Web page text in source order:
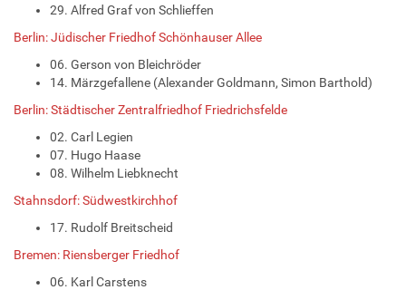
29. Alfred Graf von Schlieffen
Berlin: Jüdischer Friedhof Schönhauser Allee
06. Gerson von Bleichröder
14. Märzgefallene (Alexander Goldmann, Simon Barthold)
Berlin: Städtischer Zentralfriedhof Friedrichsfelde
02. Carl Legien
07. Hugo Haase
08. Wilhelm Liebknecht
Stahnsdorf: Südwestkirchhof
17. Rudolf Breitscheid
Bremen: Riensberger Friedhof
06. Karl Carstens